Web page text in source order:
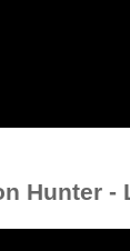
Hunter -